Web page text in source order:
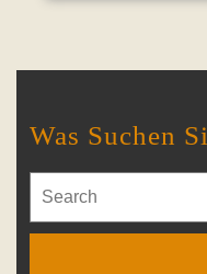
Was Suchen
for: